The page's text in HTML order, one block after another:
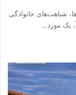
شباهت‌های خانوادگی
یک مورد…